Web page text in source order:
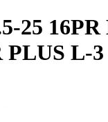
25 16PR
PLUS L-